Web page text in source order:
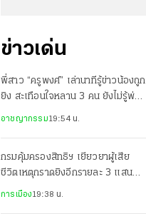
ข่าวเด่น
พี่สาว “ครูพงศ์” เล่านาทีรู้ข่าวน้องถูก
ยิง สะเทือนใจหลาน 3 คน ยังไม่รู้พ่อ
อาชญากรรม19:54 น.
กรมคุ้มครองสิทธิฯ เยียวยาผู้เสีย
ชีวิตเหตุกราดยิงอีกรายละ 3 แสน
เป็นคนละส่วนกับสำนักนายกฯ
การเมือง19:38 น.